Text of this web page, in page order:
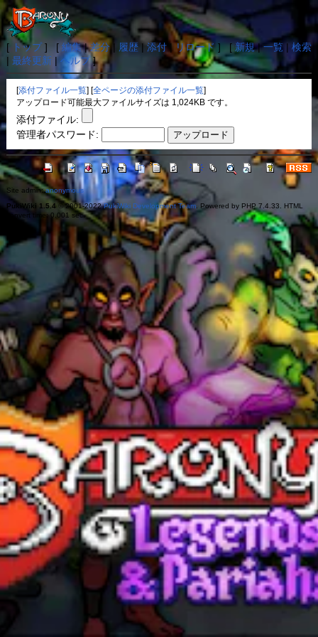
[ トップ] [ 編集|差分| 履歴|添付| リロード] [新規|一覧| 検索
| 最終更新| ヘルプ]
[添付ファイル一覧 ] [全ページの添付ファイル一覧
アップロード可能最大ファイルサイズは 1,024KB です。
添付ファイル:
管理者パスワード:
Site admin:anonymous
PukiWiki 1.5.4© 2001-2022PukiWiki Development Team. Powered by PHP 7.4.33. HTML
convert time: 0.001 sec.